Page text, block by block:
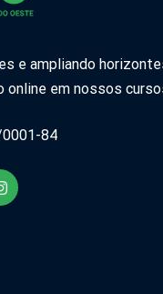
e ampliando
online em nossos
0001-84